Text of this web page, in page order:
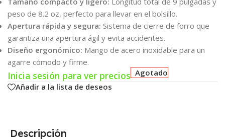
peso de 8.2 oz, perfecto para llevar en el bolsillo.
Apertura rápida y segura: Sistema de cierre de forro que
garantiza una apertura ágil y evita accidentes.
Diseño ergonómico: Mango de acero inoxidable para un
agarre cómodo y firme.
Inicia sesión para ver precios Agotado
Añadir a la lista de deseos
Descripción